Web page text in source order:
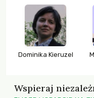
Dominika Kieruzel
Wspieraj